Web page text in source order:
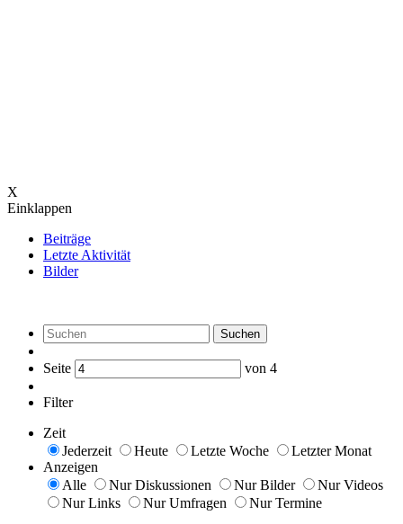
X
Einklappen
Beiträge
Letzte Aktivität
Bilder
Suchen
Seite von 4
Filter
Zeit
Jederzeit
Heute Letzte Woche
Letzter Monat
Anzeigen
Alle
Nur Diskussionen Nur Bilder
Nur Videos
Nur Links
Nur Umfragen
Nur Termine